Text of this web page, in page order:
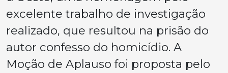
excelente trabalho de investigação
realizado, que resultou na prisão do
autor confesso do homicídio. A
Moção de Aplauso foi proposta pelo